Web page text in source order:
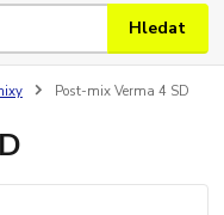
Hledat
Post-mix Verma 4 SD